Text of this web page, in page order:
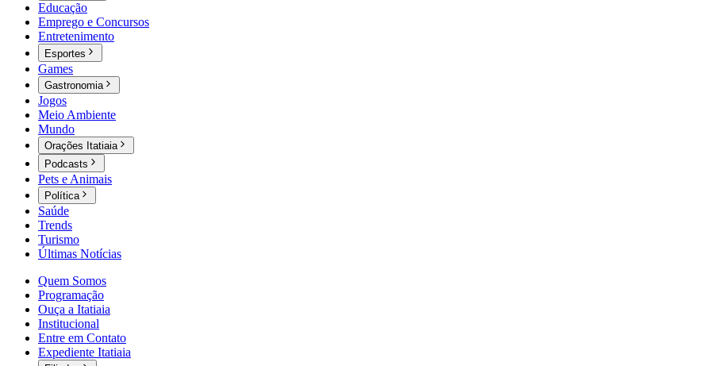
Educação
Emprego e Concursos
Entretenimento
Esportes
Games
Gastronomia
Jogos
Meio Ambiente
Mundo
Orações Itatiaia
Podcasts
Pets e Animais
Política
Saúde
Trends
Turismo
Últimas Notícias
Quem Somos
Programação
Ouça a Itatiaia
Institucional
Entre em Contato
Expediente Itatiaia